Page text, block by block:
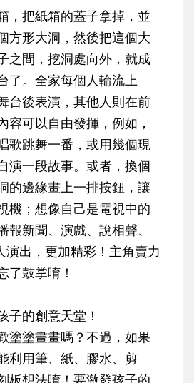
把紙箱的蓋子拿掉，並
方形大洞，然後把這個大
之間，挖洞處向外，就成
了。全家每個人輪流上
台後表演，其他人則在前
容可以自由發揮，例如，
歌跳舞一番，或用幾個現
演一段故事。或者，換個
的邊緣畫上一排按鈕，讓
機；想像自己是電視中的
報新聞、演戲、說相聲、
出，更加精彩！主角賣力
了鼓掌唷！
子的創意天堂！
塗畫畫嗎？不過，如果
利用筆、紙、膠水、剪
板想法唷！要激發孩子的